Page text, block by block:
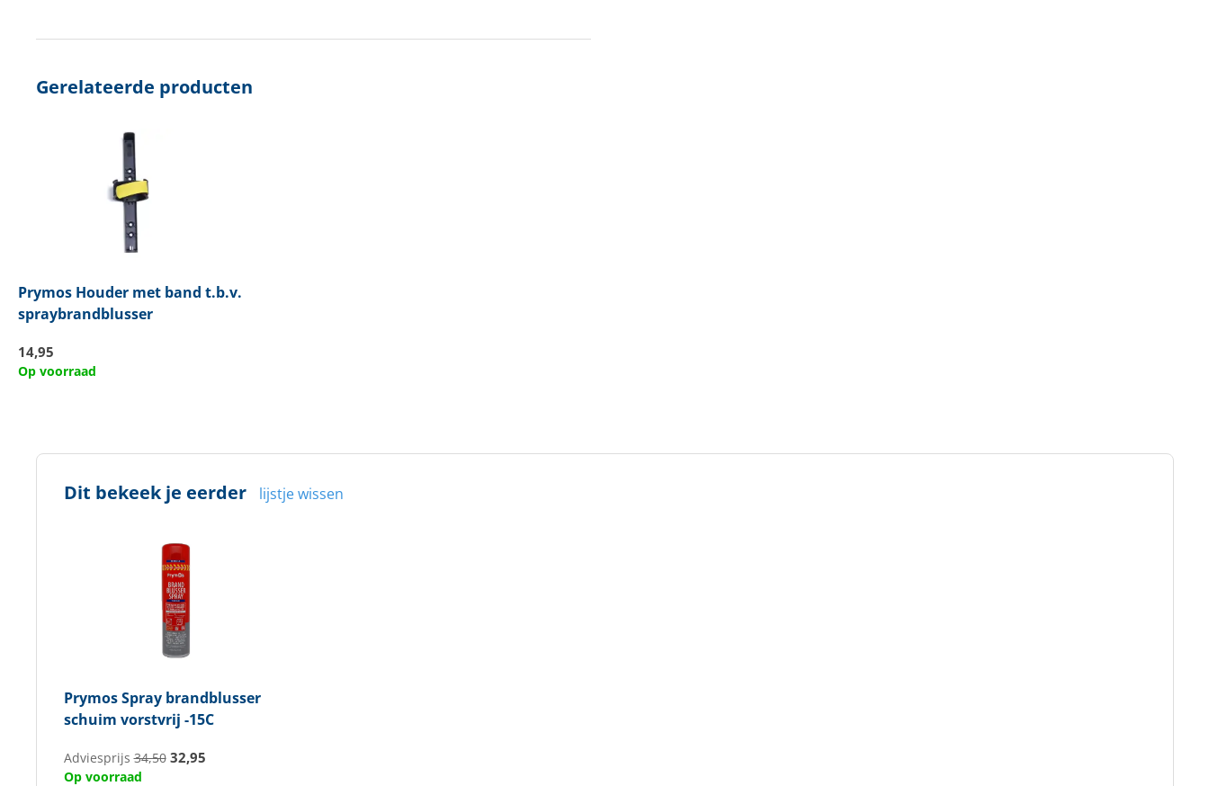
Gerelateerde producten
PrymosHouder met band t.b.v.
spraybrandblusser
14,95
Op voorraad
Dit bekeek je eerder lijstje wissen
PrymosSpray brandblusser
schuim vorstvrij -15C
Adviesprijs34,50 32,95
Op voorraad